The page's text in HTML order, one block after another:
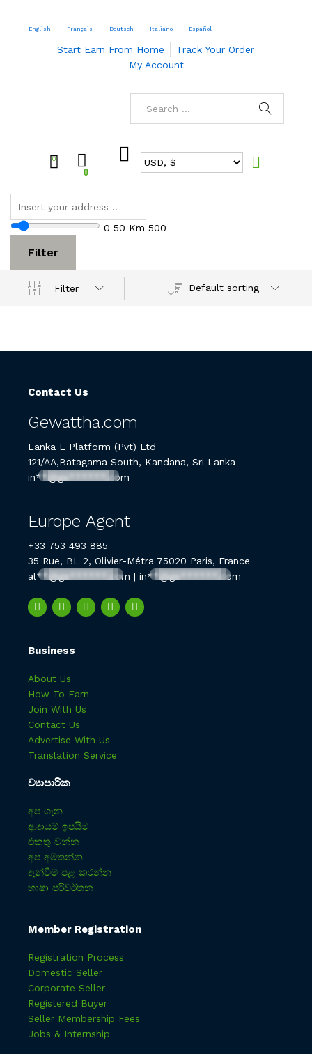
English Français Deutsch Italiano Español
Start Earn From Home
Track Your Order
My Account
0
0
0 50 Km 500
Filter
Filter Default sorting
Contact Us
Gewattha.com
Lanka E Platform (Pvt) Ltd
121/AA,Batagama South, Kandana, Sri Lanka
in**@ge******.com
Europe Agent
+33 753 493 885
35 Rue, BL 2, Olivier-Métra 75020 Paris, France
al**@ge******.com | in**@ge******.com
Business
About Us
How To Earn
Join With Us
Contact Us
Advertise With Us
Translation Service
ව්‍යාපාරික
අප ගැන
ආදායම් ඉපයීම
එකතු වන්න
අප අමතන්න
දැන්වීම් පළ කරන්න
භාෂා පරිවර්තන
Member Registration
Registration Process
Domestic Seller
Corporate Seller
Registered Buyer
Seller Membership Fees
Jobs & Internship